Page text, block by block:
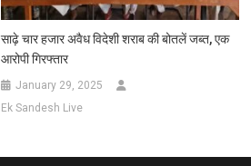
साढ़े चार हजार अवैध विदेशी शराब की बोतलें जब्त, एक
आरोपी गिरफ्तार
January 29, 2025
Ek Sandesh Live